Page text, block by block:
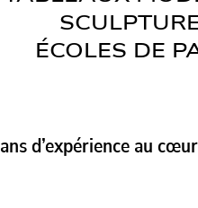
ÉCOLES DE
ans d’expérience au